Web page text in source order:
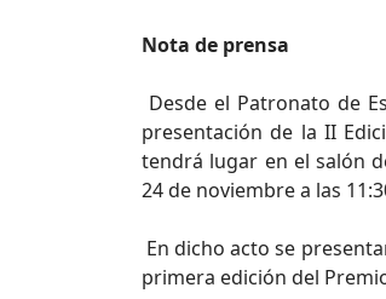
Nota de prensa
Desde el Patronato de
presentación de la II
tendrá lugar en el salón
24 de noviembre a las
En dicho acto se
primera edición del